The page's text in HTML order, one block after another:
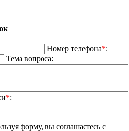
Номер телефона*:
Тема вопроса:
*:
форму, вы соглашаетесь с